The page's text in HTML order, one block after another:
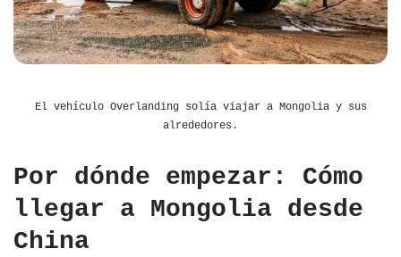
El vehículo Overlanding solía viajar a Mongolia y sus
alrededores.
Por dónde empezar: Cómo
llegar a Mongolia desde
China